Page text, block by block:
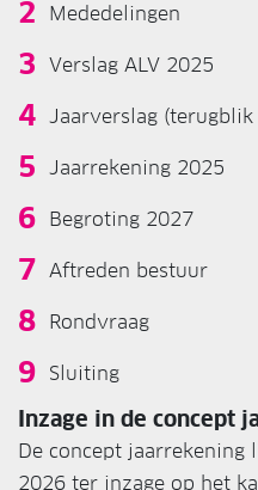
Mededelingen
Verslag ALV 2025
Jaarverslag
Jaarrekening 2025
Begroting 2027
Aftreden bestuur
Rondvraag
Sluiting
Inzage in de concept
De concept jaarrekening
2026 ter inzage op het